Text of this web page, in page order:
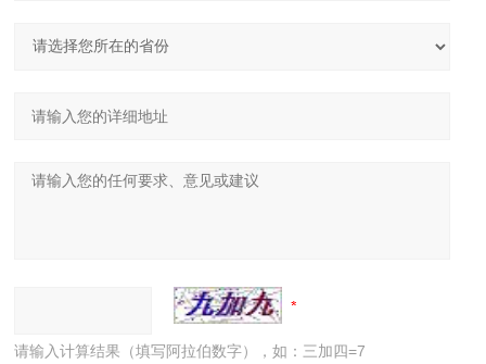
请输入计算结果（填写阿拉伯数字），如：三加四=7